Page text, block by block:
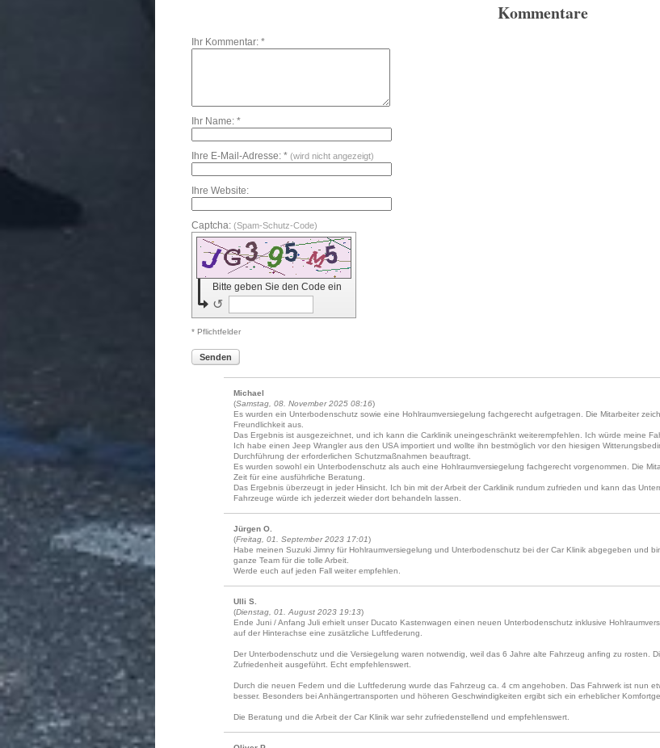
Kommentare
Ihr Kommentar: *
Ihr Name: *
Ihre E-Mail-Adresse: * (wird nicht angezeigt)
Ihre Website:
Captcha: (Spam-Schutz-Code)
Bitte geben Sie den Code ein
↺
* Pflichtfelder
Senden
Michael
(Samstag, 08. November 2025 08:16)
Es wurden ein Unterbodenschutz sowie eine Hohlraumversiegelung fachgerecht aufgetragen. Die Mitarbeiter
Freundlichkeit aus.
Das Ergebnis ist ausgezeichnet, und ich kann die Carklinik uneingeschränkt weiterempfehlen. Ich würde meine
Ich habe einen Jeep Wrangler aus den USA importiert und wollte ihn bestmöglich vor den hiesigen
Durchführung der erforderlichen Schutzmaßnahmen beauftragt.
Es wurden sowohl ein Unterbodenschutz als auch eine Hohlraumversiegelung fachgerecht vorgenommen. Die
Zeit für eine ausführliche Beratung.
Das Ergebnis überzeugt in jeder Hinsicht. Ich bin mit der Arbeit der Carklinik rundum zufrieden und kann das
Fahrzeuge würde ich jederzeit wieder dort behandeln lassen.
Jürgen O.
(Freitag, 01. September 2023 17:01)
Habe meinen Suzuki Jimny für Hohlraumversiegelung und Unterbodenschutz bei der Car Klinik abgegeben und
ganze Team für die tolle Arbeit.
Werde euch auf jeden Fall weiter empfehlen.
Ulli S.
(Dienstag, 01. August 2023 19:13)
Ende Juni / Anfang Juli erhielt unser Ducato Kastenwagen einen neuen Unterbodenschutz inklusive
auf der Hinterachse eine zusätzliche Luftfederung.
Der Unterbodenschutz und die Versiegelung waren notwendig, weil das 6 Jahre alte Fahrzeug anfing zu rosten.
Zufriedenheit ausgeführt. Echt empfehlenswert.
Durch die neuen Federn und die Luftfederung wurde das Fahrzeug ca. 4 cm angehoben. Das Fahrwerk ist nun
besser. Besonders bei Anhängertransporten und höheren Geschwindigkeiten ergibt sich ein erheblicher
Die Beratung und die Arbeit der Car Klinik war sehr zufriedenstellend und empfehlenswert.